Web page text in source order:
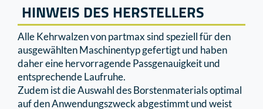
HINWEIS DES HERSTELLERS
Alle Kehrwalzen von partmax sind speziell für den
ausgewählten Maschinentyp gefertigt und haben
daher eine hervorragende Passgenauigkeit und
entsprechende Laufruhe.
Zudem ist die Auswahl des Borstenmaterials optimal
auf den Anwendungszweck abgestimmt und weist